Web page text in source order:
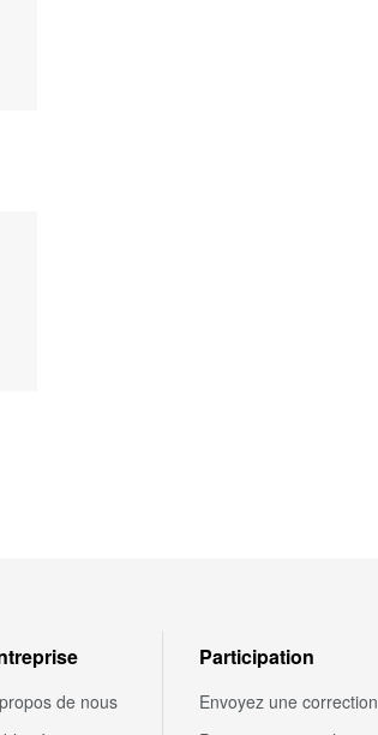
de nous
Participation
Envoyez une correction